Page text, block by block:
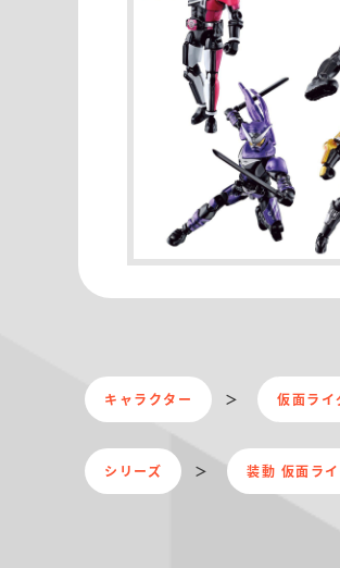
キャラクター 仮面ライ
シリーズ 装動 仮面ラ